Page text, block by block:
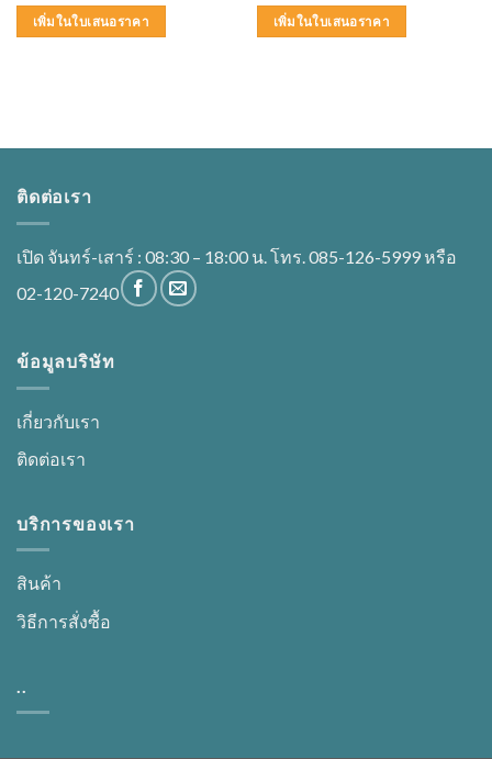
เพิ่มในใบเสนอราคา เพิ่มในใบเสนอราคา
ติดต่อเรา
เปิด จันทร์-เสาร์ : 08:30 – 18:00 น. โทร. 085-126-5999 หรือ
02-120-7240
ข้อมูลบริษัท
เกี่ยวกับเรา
ติดต่อเรา
บริการของเรา
สินค้า
วิธีการสั่งซื้อ